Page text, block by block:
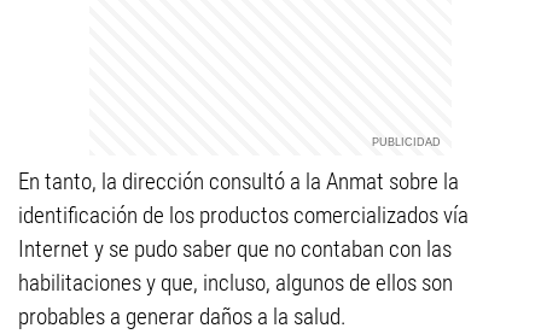
En tanto, la dirección consultó a la Anmat sobre la
identificación de los productos comercializados vía
Internet y se pudo saber que no contaban con las
habilitaciones y que, incluso, algunos de ellos son
probables a generar daños a la salud.